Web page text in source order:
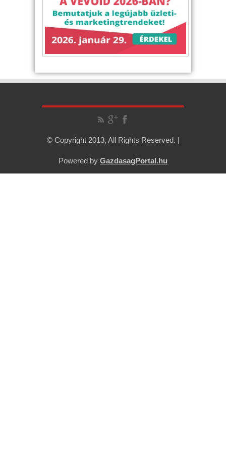
© Copyright 2013, All Rights Reserved. |
Powered by GazdasagPortal.hu